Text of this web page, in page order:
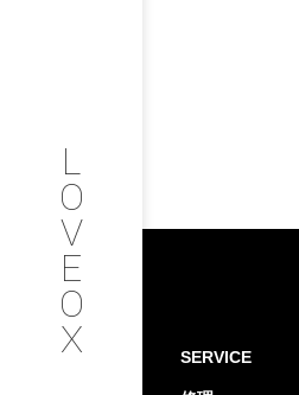
L
O
V
E
O
X SERVICE